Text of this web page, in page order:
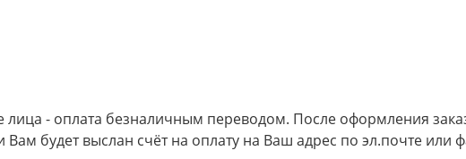
- оплата безналичным переводом. После оформления
Вам будет выслан счёт на оплату на Ваш адрес по эл.почте или